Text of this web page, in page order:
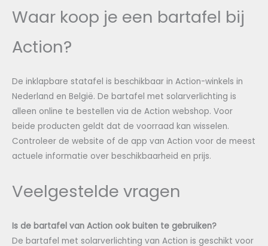
Waar koop je een bartafel bij
Action?
De inklapbare statafel is beschikbaar in Action-winkels in
Nederland en België. De bartafel met solarverlichting is
alleen online te bestellen via de Action webshop. Voor
beide producten geldt dat de voorraad kan wisselen.
Controleer de website of de app van Action voor de meest
actuele informatie over beschikbaarheid en prijs.
Veelgestelde vragen
Is de bartafel van Action ook buiten te gebruiken?
De bartafel met solarverlichting van Action is geschikt voor